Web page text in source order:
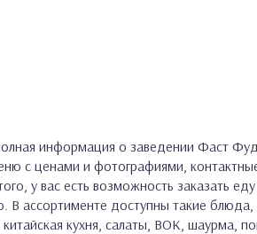
информация о заведении Фаст
с ценами и фотографиями,
у вас есть возможность заказать
В ассортименте доступны такие
кухня, салаты, ВОК, шаурма,